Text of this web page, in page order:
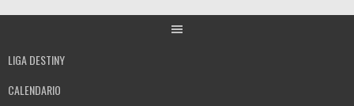
LIGA DESTINY
CALENDARIO